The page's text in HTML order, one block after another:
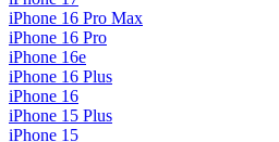
iPhone 16 Pro Max
iPhone 16 Pro
iPhone 16e
iPhone 16 Plus
iPhone 16
iPhone 15 Plus
iPhone 15